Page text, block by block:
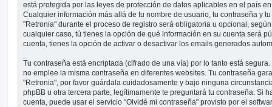
está protegida por las leyes de protección de datos aplicables en el país
Cualquier información más allá de tu nombre de usuario, tu contraseña y
"Retronia" durante el proceso de registro será obligatoria u opcional, según
cualquier caso, tú tienes la opción de qué información en su cuenta será
cuenta, tienes la opción de activar o desactivar los emails generados
Tu contraseña está encriptada (cifrado de una vía) por lo tanto está
no emplee la misma contraseña en diferentes websites. Tu contraseña
"Retronia", por favor guárdala cuidadosamente y bajo ninguna
phpBB u otra tercera parte, legítimamente te preguntará tu contraseña. Si
cuenta, puede usar el servicio "Olvidé mi contraseña" provisto por el